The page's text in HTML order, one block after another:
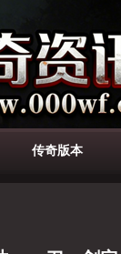
传奇版本